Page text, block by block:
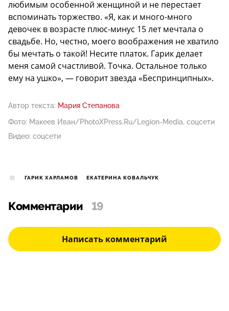
любимым особенной женщиной и не перестает
вспоминать торжество. «Я, как и много-много
девочек в возрасте плюс-минус 15 лет мечтала о
свадьбе. Но, честно, моего воображения не хватило
бы мечтать о такой! Несите платок. Гарик делает
меня самой счастливой. Точка. Остальное только
ему на ушко», — говорит звезда «Беспринципных».
Автор текста: Мария Степанова
Фото: Макеев Иван/PhotoXPress.Ru/Legion-Media, соцсети
Видео: соцсети
ГАРИК ХАРЛАМОВ ЕКАТЕРИНА КОВАЛЬЧУК
Комментарии 19
Написать комментарий